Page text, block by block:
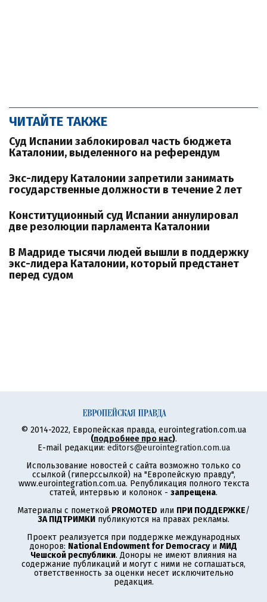
ЧИТАЙТЕ ТАКЖЕ
Суд Испании заблокировал часть бюджета
Каталонии, выделенного на референдум
Экс-лидеру Каталонии запретили занимать
государственные должности в течение 2 лет
Конституционный суд Испании аннулировал
две резолюции парламента Каталонии
В Мадриде тысячи людей вышли в поддержку
экс-лидера Каталонии, который предстанет
перед судом
© 2014-2022, Европейская правда, eurointegration.com.ua
(подробнее про нас).
E-mail редакции: editors@eurointegration.com.ua
Использование новостей с сайта возможно только со
ссылкой (гиперссылкой) на "Европейскую правду",
www.eurointegration.com.ua. Републикация полного текста
статей, интервью и колонок - запрещена.
Материалы с пометкой PROMOTED или ПРИ ПОДДЕРЖКЕ/
ЗА ПІДТРИМКИ публикуются на правах рекламы.
Проект реализуется при поддержке международных
доноров: National Endowment for Democracyи МИД
Чешской республики. Доноры не имеют влияния на
содержание публикаций и могут с ними не соглашаться,
ответственность за оценки несет исключительно
редакция.